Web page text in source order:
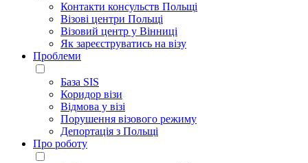
Контакти консульств Польщі
Візові центри Польщі
Візовий центр у Вінниці
Як зареєструватись на візу
Проблеми
База SIS
Коридор візи
Відмова у візі
Порушення візового режиму
Депортація з Польщі
Про роботу